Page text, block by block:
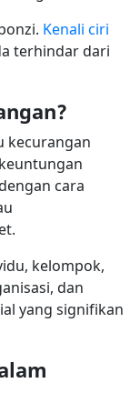
Kenali ciri
terhindar dari
kecurangan
cara
kelompok,
dan
yang signifikan